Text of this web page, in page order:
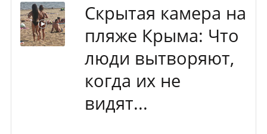
Скрытая камера на
пляже Крыма: Что
люди вытворяют,
когда их не
видят...